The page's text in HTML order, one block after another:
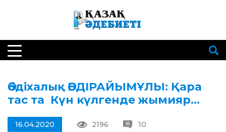
Әбдіхалық ӘБДІРАЙЫМҰЛЫ: Қара
тас та Күн күлгенде жымияр…
16.04.2020 2196 10